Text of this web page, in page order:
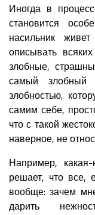
Иногда в
становится
насильник
описывать
злобные,
самый
злобностью,
самим себе,
что с такой
наверное, не
Например,
решает, что все,
вообще: зачем
дарить